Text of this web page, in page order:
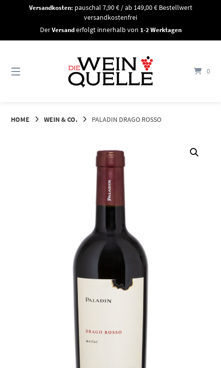
Versandkosten: pauschal 7,90 € / ab 149,00 € Bestellwert
versandkostenfrei
DerVersanderfolgt innerhalb von 1-2 Werktagen
0
HOME WEIN & CO. PALADIN DRAGO ROSSO